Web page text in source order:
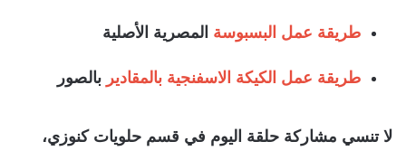
طريقة عمل البسبوسة المصرية الأصلية
طريقة عمل الكيكة الاسفنجية بالمقادير بالصور
لا تنسي مشاركة حلقة اليوم في قسم حلويات كنوزي،